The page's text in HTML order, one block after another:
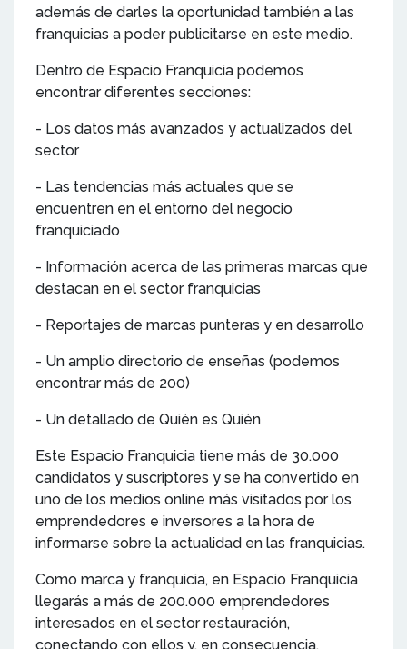
además de darles la oportunidad también a las
franquicias a poder publicitarse en este medio.
Dentro de Espacio Franquicia podemos
encontrar diferentes secciones:
- Los datos más avanzados y actualizados del
sector
- Las tendencias más actuales que se
encuentren en el entorno del negocio
franquiciado
- Información acerca de las primeras marcas que
destacan en el sector franquicias
- Reportajes de marcas punteras y en desarrollo
- Un amplio directorio de enseñas (podemos
encontrar más de 200)
- Un detallado de Quién es Quién
Este Espacio Franquicia tiene más de 30.000
candidatos y suscriptores y se ha convertido en
uno de los medios online más visitados por los
emprendedores e inversores a la hora de
informarse sobre la actualidad en las franquicias.
Como marca y franquicia, en Espacio Franquicia
llegarás a más de 200.000 emprendedores
interesados en el sector restauración,
conectando con ellos y, en consecuencia,